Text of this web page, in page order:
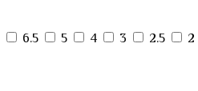
2
2.5
3
4
5
6.5